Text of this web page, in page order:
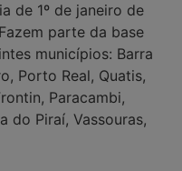
de 1º de janeiro de
parte da base
municípios: Barra
Porto Real, Quatis,
Paracambi,
do Piraí, Vassouras,